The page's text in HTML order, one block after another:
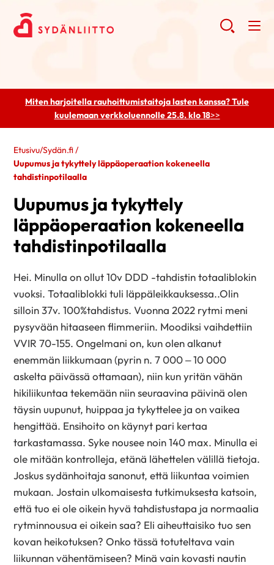
Miten harjoitella rauhoittumistaitoja lasten kanssa? Tule
kuulemaanverkkoluennolle 25.8. klo 18>>
Etusivu/Sydän.fi/
Uupumus ja tykyttely läppäoperaation kokeneella
tahdistinpotilaalla
Uupumus ja tykyttely
läppäoperaation kokeneella
tahdistinpotilaalla
Hei. Minulla on ollut 10v DDD -tahdistin totaaliblokin
vuoksi. Totaaliblokki tuli läppäleikkauksessa..Olin
silloin 37v. 100%tahdistus. Vuonna 2022 rytmi meni
pysyvään hitaaseen flimmeriin. Moodiksi vaihdettiin
VVIR 70-155. Ongelmani on, kun olen alkanut
enemmän liikkumaan (pyrin n. 7 000 – 10 000
askelta päivässä ottamaan), niin kun yritän vähän
hikiliikuntaa tekemään niin seuraavina päivinä olen
täysin uupunut, huippaa ja tykyttelee ja on vaikea
hengittää. Ensihoito on käynyt pari kertaa
tarkastamassa. Syke nousee noin 140 max. Minulla ei
ole mitään kontrolleja, etänä lähettelen välillä tietoja.
Joskus sydänhoitaja sanonut, että liikuntaa voimien
mukaan. Jostain ulkomaisesta tutkimuksesta katsoin,
että tuo ei ole oikein hyvä tahdistustapa ja normaalia
rytminnousua ei oikein saa? Eli aiheuttaisiko tuo sen
kovan heikotuksen? Onko tässä totuteltava vain
liikunnan vähentämiseen? Minä vain kovasti nautin